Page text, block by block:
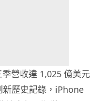
營收達 1,025 億美元
新歷史記錄，iPhone